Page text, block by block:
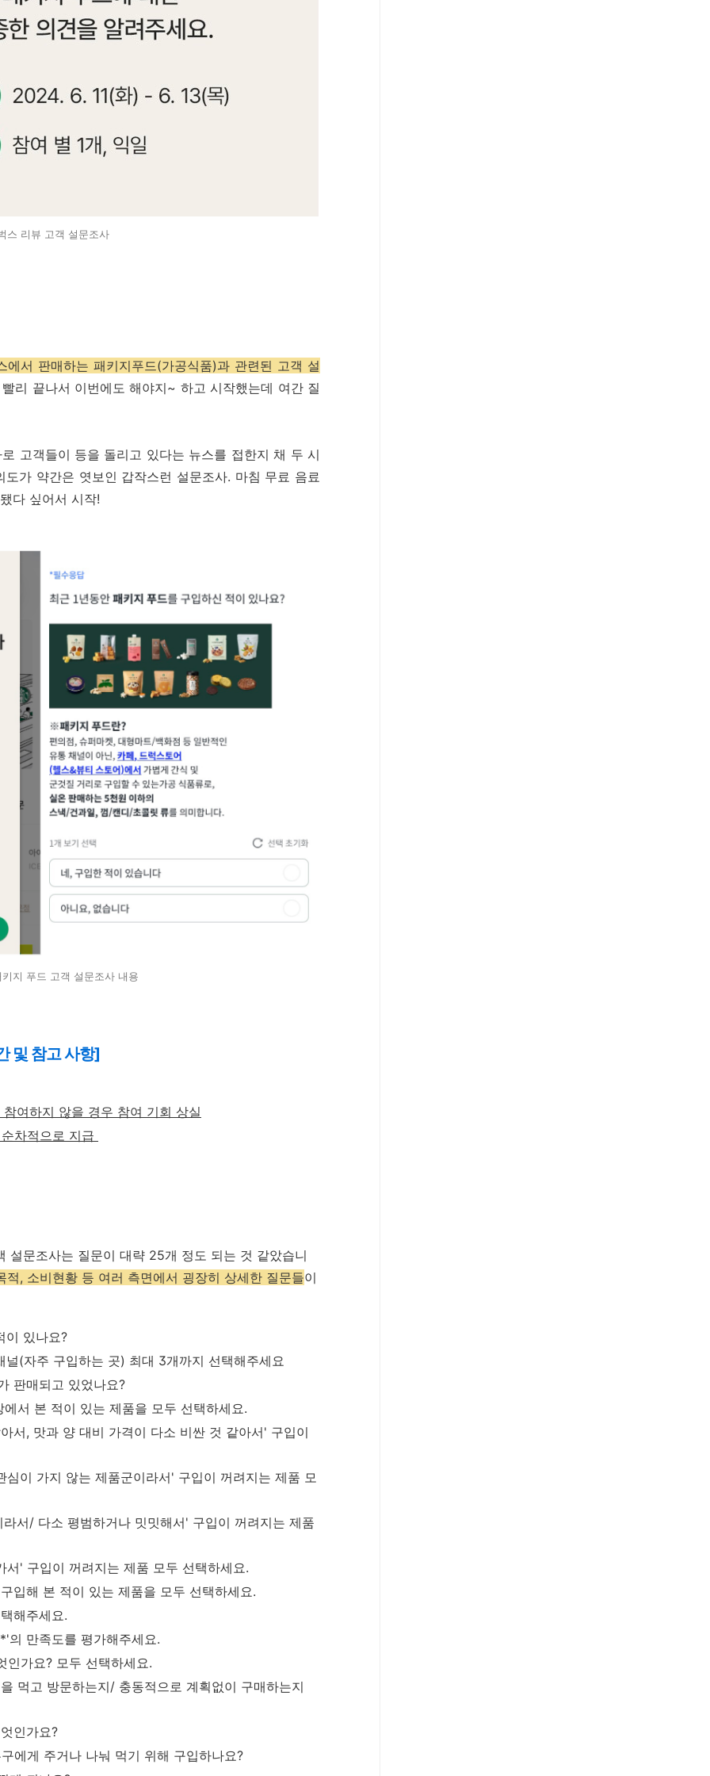
스 리뷰 고객 설문조사
에서 판매하는 패키지푸드(가공식품)과 관련된 고객 설
리 끝나서 이번에도 해야지~ 하고 시작했는데 여간 질
고객들이 등을 돌리고 있다는 뉴스를 접한지 채 두 시
가 약간은 엿보인 갑작스런 설문조사. 마침 무료 음료
다 싶어서 시작!
지 푸드 고객 설문조사 내용
및 참고 사항]
여하지 않을 경우 참여 기회 상실
차적으로 지급
설문조사는 질문이 대략 25개 정도 되는 것 같았습니
적, 소비현황 등 여러 측면에서 굉장히 상세한 질문들이
이 있나요?
(자주 구입하는 곳) 최대 3개까지 선택해주세요
판매되고 있었나요?
서 본 적이 있는 제품을 모두 선택하세요.
서, 맛과 양 대비 가격이 다소 비싼 것 같아서' 구입이
이 가지 않는 제품군이라서' 구입이 꺼려지는 제품 모
서/ 다소 평범하거나 밋밋해서' 구입이 꺼려지는 제품
' 구입이 꺼려지는 제품 모두 선택하세요.
입해 본 적이 있는 제품을 모두 선택하세요.
해주세요.
의 만족도를 평가해주세요.
가요? 모두 선택하세요.
먹고 방문하는지/ 충동적으로 계획없이 구매하는지
인가요?
에게 주거나 나눠 먹기 위해 구입하나요?